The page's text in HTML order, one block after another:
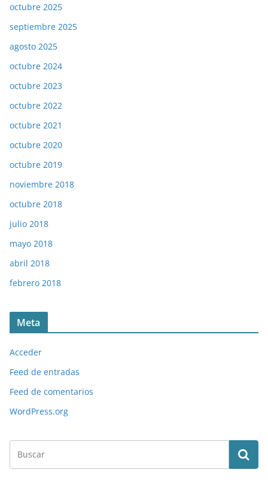
octubre 2025
septiembre 2025
agosto 2025
octubre 2024
octubre 2023
octubre 2022
octubre 2021
octubre 2020
octubre 2019
noviembre 2018
octubre 2018
julio 2018
mayo 2018
abril 2018
febrero 2018
Meta
Acceder
Feed de entradas
Feed de comentarios
WordPress.org